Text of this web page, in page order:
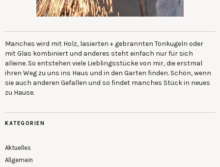
Manches wird mit Holz, lasierten + gebrannten Tonkugeln oder
mit Glas kombiniert und anderes steht einfach nur für sich
alleine. So entstehen viele Lieblingsstücke von mir, die erstmal
ihren Weg zu uns ins Haus und in den Garten finden. Schön, wenn
sie auch anderen Gefallen und so findet manches Stück in neues
zu Hause.
KATEGORIEN
Aktuelles
Allgemein